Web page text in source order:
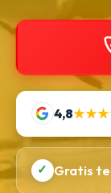
4,8
✓ Gratis